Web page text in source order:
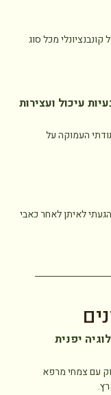
מכל סוג
עיכול ועצירות
העמוקה על
לאיתן לאחר כאבי
יפנית
עם צמחי מרפא